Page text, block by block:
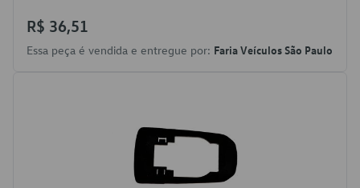
R$ 36,51
Essa peça é vendida e entregue por: Faria Veículos São Paulo